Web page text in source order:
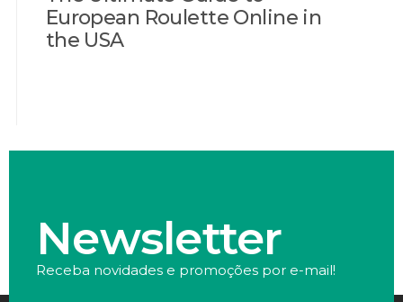
European Roulette Online in
the USA
Newsletter
Receba novidades e promoções por e-mail!